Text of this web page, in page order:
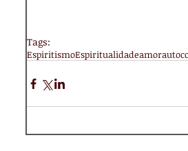
Tags:
EspiritismoEspiritualidadeamor